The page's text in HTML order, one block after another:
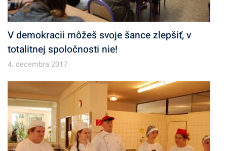
V demokracii môžeš svoje šance zlepšiť, v
totalitnej spoločnosti nie!
4. decembra 2017